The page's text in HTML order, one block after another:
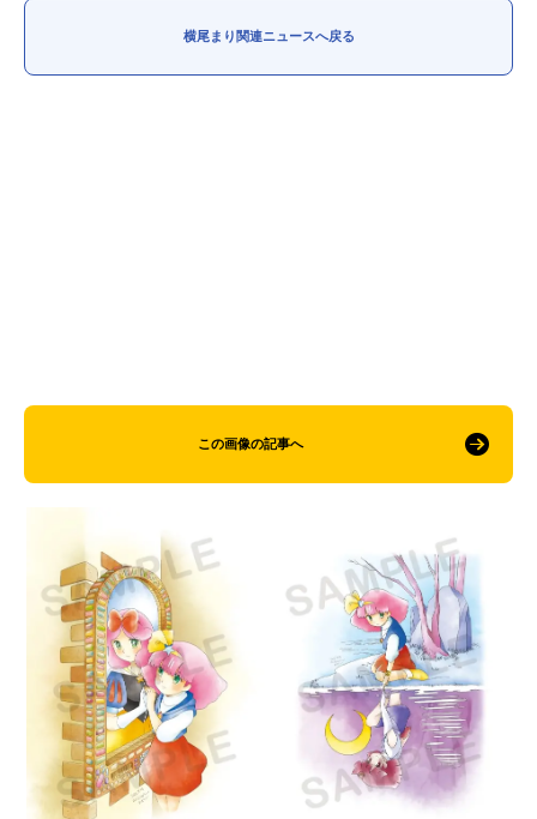
横尾まり関連ニュースへ戻る
この画像の記事へ